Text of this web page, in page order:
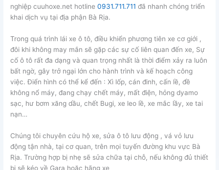
nghiệp cuuhoxe.net hotline0931.711.711 đã nhanh chóng triển
khai dịch vụ tại địa phận Bà Rịa.
Trong quá trình lái xe ô tô, điều khiển phương tiên xe cơ giới ,
đôi khi không may mắn sẽ gặp các sự cố liên quan đến xe, Sự
cố ô tô rất đa dạng và quan trọng nhất là thời điểm xảy ra luôn
bất ngờ, gây trở ngại lớn cho hành trình và kế hoạch công
việc. Điển hình có thể kể đến : Xì lốp, cán đinh, cấn lề, đề
không nổ máy, đang chạy chết máy, mất điện, hỏng dyamo
sạc, hư bơm xăng dầu, chết Bugi, xe leo lề, xe mắc lầy, xe tai
nạn…
Chúng tôi chuyên cứu hộ xe, sửa ô tô lưu động , vá vỏ lưu
động tận nhà, tại cơ quan, trên mọi tuyến đường khu vực Bà
Rịa. Trường hợp bị nhẹ sẽ sửa chữa tại chỗ, nếu không đủ thiết
bị sẽ kéo về Gara hoặc hãng xe